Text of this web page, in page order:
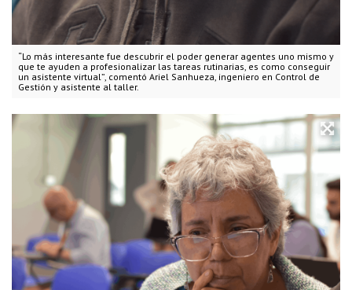
“Lo más interesante fue descubrir el poder generar agentes uno mismo y
que te ayuden a profesionalizar las tareas rutinarias, es como conseguir
un asistente virtual”, comentó Ariel Sanhueza, ingeniero en Control de
Gestión y asistente al taller.